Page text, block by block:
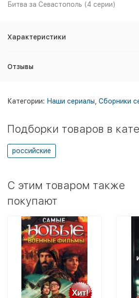
Битва за Севастополь (4 серии)
Характеристики
Отзывы
Категории: Наши сериалы Сборники
Подборки товаров в
российские
C этим товаром также
покупают
Хит!